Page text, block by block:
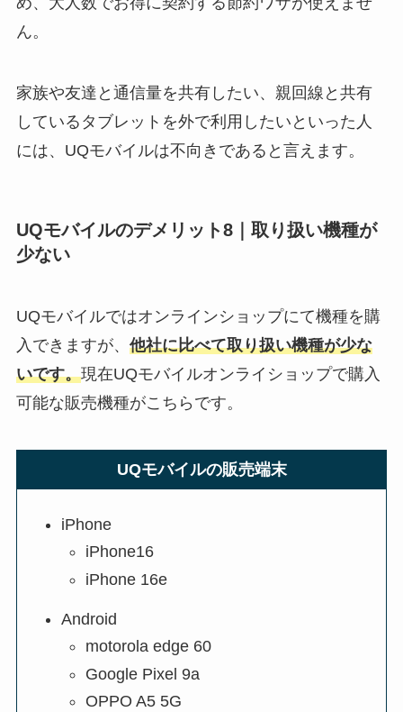
ん。
家族や友達と通信量を共有したい、親回線と共有
しているタブレットを外で利用したいといった人
には、UQモバイルは不向きであると言えます。
UQモバイルのデメリット8｜取り扱い機種が
少ない
UQモバイルではオンラインショップにて機種を購
入できますが、 他社に比べて取り扱い機種が少な
いです。現在UQモバイルオンライショップで購入
可能な販売機種がこちらです。
UQモバイルの販売端末
iPhone
iPhone16
iPhone 16e
Android
motorola edge 60
Google Pixel 9a
OPPO A5 5G